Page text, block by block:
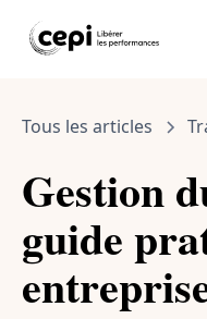
Tous les articles
Gestion
guide